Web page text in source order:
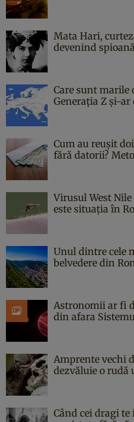
Mata Hari,
devenind
Care sunt marile
Generația Z și-ar
Cum au reușit
fără datorii?
Virusul West
este situația în
Unul dintre cele
belvedere din
Astronomii ar fi
din afara
Amprente vechi
dezvăluie o rudă
Când cei dragi te